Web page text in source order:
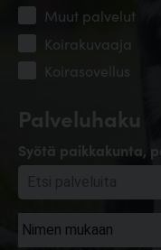
Palveluhaku
Syötä paikkakunta,
Muut palvelut
Koirakuvaaja
Koirasovellus